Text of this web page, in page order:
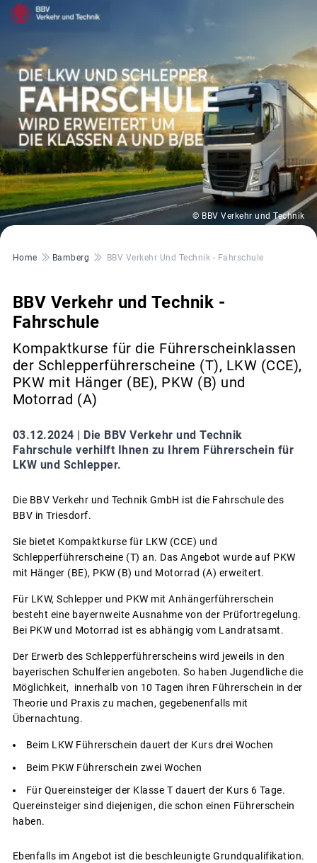
© BBV Verkehr und Technik
Pfadnavigation
Home Bamberg BBV Verkehr Und Technik - Fahrschule
BBV Verkehr und Technik -
Fahrschule
Kompaktkurse für die Führerscheinklassen
der Schlepperführerscheine (T), LKW (CCE),
PKW mit Hänger (BE), PKW (B) und
Motorrad (A)
03.12.2024 | Die BBV Verkehr und Technik
Fahrschule verhilft Ihnen zu Ihrem Führerschein für
LKW und Schlepper.
Die BBV Verkehr und Technik GmbH ist die Fahrschule des
BBV in Triesdorf.
Sie bietet Kompaktkurse für LKW (CCE) und
Schlepperführerscheine (T) an. Das Angebot wurde auf PKW
mit Hänger (BE), PKW (B) und Motorrad (A) erweitert.
Für LKW, Schlepper und PKW mit Anhängerführerschein
besteht eine bayernweite Ausnahme von der Prüfortregelung.
Bei PKW und Motorrad ist es abhängig vom Landratsamt.
Der Erwerb des Schlepperführerscheins wird jeweils in den
bayerischen Schulferien angeboten. So haben Jugendliche die
Möglichkeit, innerhalb von 10 Tagen ihren Führerschein in der
Theorie und Praxis zu machen, gegebenenfalls mit
Übernachtung.
Beim LKW Führerschein dauert der Kurs drei Wochen
Beim PKW Führerschein zwei Wochen
Für Quereinsteiger der Klasse T dauert der Kurs 6 Tage.
Quereinsteiger sind diejenigen, die schon einen Führerschein
haben.
Ebenfalls im Angebot ist die beschleunigte Grundqualifikation.